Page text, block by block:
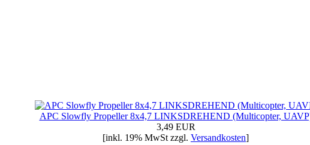
APC Slowfly Propeller 8x4,7 LINKSDREHEND (Multicopter,
3,49 EUR
[inkl. 19% MwSt zzgl. Versandkosten]